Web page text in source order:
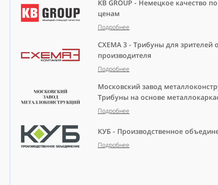
KB GROUP - Немецкое качество
ценам
Подробнее
СХЕМА 3 - Трибуны для зрителей
производителя
Подробнее
Московский завод
Трибуны на основе
Подробнее
КУБ - Производственное
Подробнее